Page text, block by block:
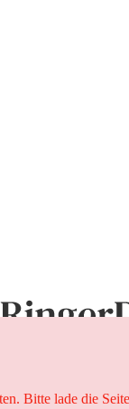
Bitte lade die